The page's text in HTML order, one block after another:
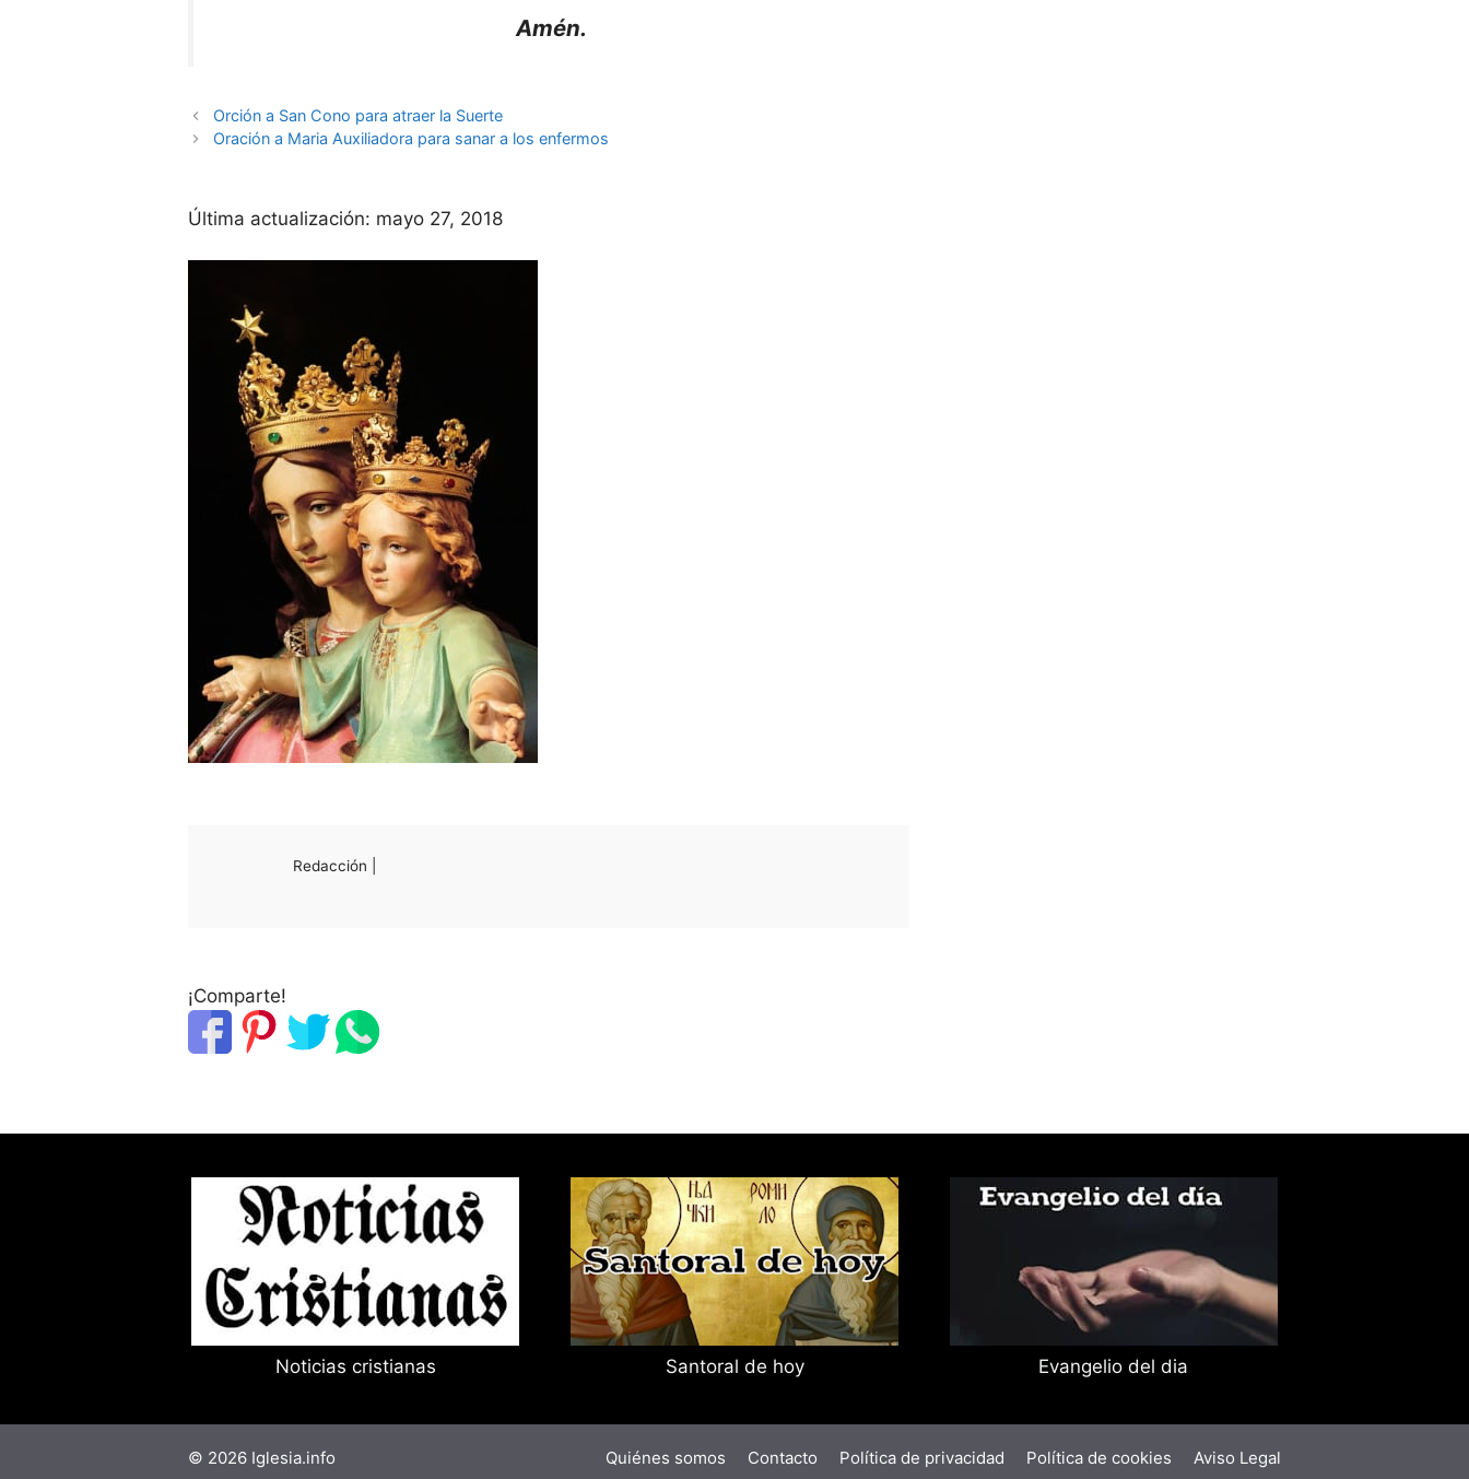
Amén.
Orción a San Cono para atraer la Suerte
Oración a Maria Auxiliadora para sanar a los enfermos
Última actualización: mayo 27, 2018
Redacción |
¡Comparte!
Noticias cristianas Santoral de hoy Evangelio del dia
Quiénes somos Contacto Política de privacidad Política de cookies Aviso Legal
© 2026 Iglesia.info